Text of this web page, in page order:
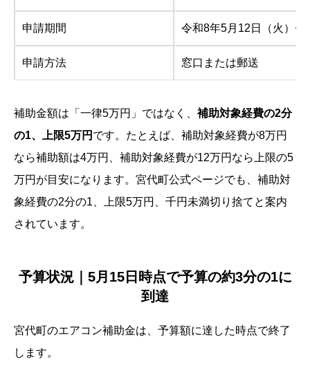
申請期間 令和8年5月12日（火）
申請方法 窓口または郵送
補助金額は「一律5万円」ではなく、 補助対象経費の2分
の1、上限5万円 です。たとえば、補助対象経費が8万円
なら補助額は4万円、補助対象経費が12万円なら上限の5
万円が目安になります。宮代町公式ページでも、補助対
象経費の2分の1、上限5万円、千円未満切り捨てと案内
されています。
予算状況｜5月15日時点で予算の約3分の1に
到達
宮代町のエアコン補助金は、予算額に達した時点で終了
します。